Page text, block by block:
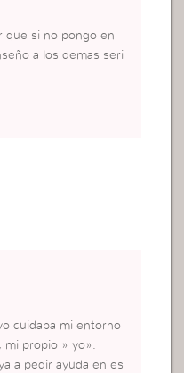
que si no pongo en
a los demas seri
cuidaba mi entorno
mi propio » yo».
a pedir ayuda en es